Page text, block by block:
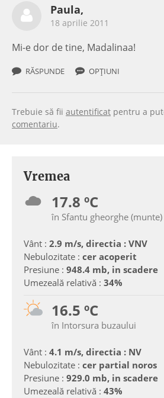
Paula,
18 aprilie 2011
Mi-e dor de tine, Madalinaa!
RĂSPUNDE OPȚIUNI
Trebuie să fii autentificat pentru a
comentariu.
Vremea
17.8 ºC
în Sfantu gheorghe (munte)
Vânt : 2.9 m/s, directia : VNV
Nebulozitate : cer acoperit
Presiune : 948.4 mb, in scadere
Umezeală relativă : 34%
16.5 ºC
în Intorsura buzaului
Vânt : 4.1 m/s, directia : NV
Nebulozitate : cer partial noros
Presiune : 929.0 mb, in scadere
Umezeală relativă : 43%